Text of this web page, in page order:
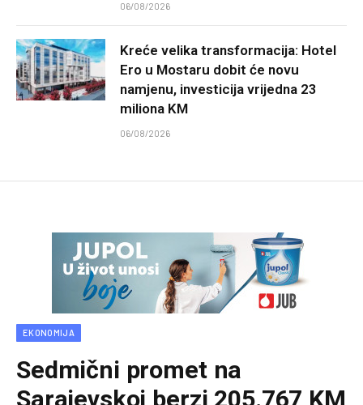
06/08/2026
Kreće velika transformacija: Hotel
Ero u Mostaru dobit će novu
namjenu, investicija vrijedna 23
miliona KM
06/08/2026
EKONOMIJA
Sedmični promet na
Sarajevskoj berzi 205.767 KM